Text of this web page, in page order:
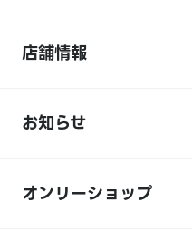
店舗情報
お知らせ
オンリーショップ